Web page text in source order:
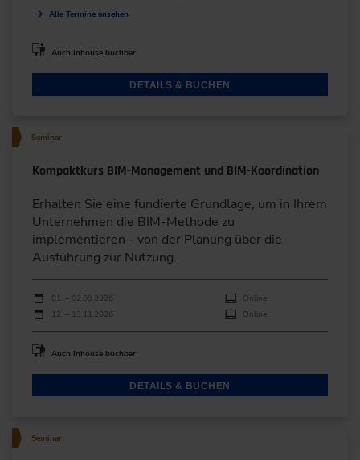
Alle Termine ansehen
Auch Inhouse buchbar
DETAILS & BUCHEN
Seminar
Kompaktkurs BIM-Management und BIM-Koordination
Erhalten Sie eine fundierte Grundlage, um in Ihrem
Unternehmen die BIM-Methode zu
implementieren - von der Planung über die
Ausführung zur Nutzung.
Durchführungen
Veranstaltungsdatum
01. – 02.09.2026
Online
12. – 13.11.2026
Online
Auch Inhouse buchbar
DETAILS & BUCHEN
Seminar